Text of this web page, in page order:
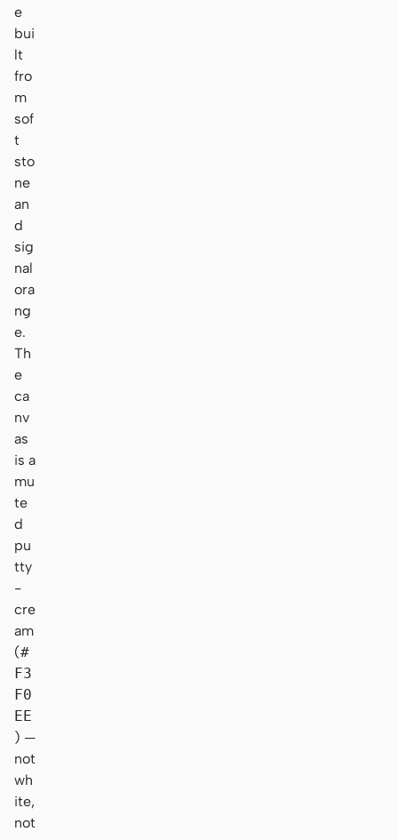
e
bui
lt
fro
m
sof
t
sto
ne
an
d
sig
nal
ora
ng
e.
Th
e
ca
nv
as
is a
mu
te
d
pu
tty
-
cre
am
(#
F3
F0
EE
) —
not
wh
ite,
not